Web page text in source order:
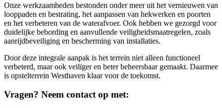
Onze werkzaamheden bestonden onder meer uit het vernieuwen van
looppaden en bestrating, het aanpassen van hekwerken en poorten
en het verbeteren van de waterafvoer. Ook hebben we gezorgd voor
duidelijke bebording en aanvullende veiligheidsmaatregelen, zoals
aanrijdbeveiliging en bescherming van installaties.
Door deze integrale aanpak is het terrein niet alleen functioneel
verbeterd, maar ook veiliger en beter beheersbaar gemaakt. Daarmee
is opstelterrein Westhaven klaar voor de toekomst.
Vragen? Neem contact op met: